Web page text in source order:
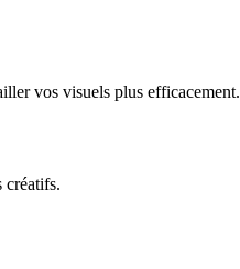
vos visuels plus efficacement.
créatifs.